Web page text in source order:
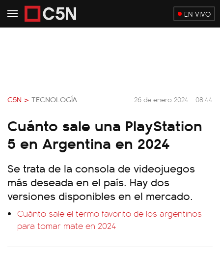
EN VIVO
C5N > TECNOLOGÍA 26 de enero 2024 - 08:44
Cuánto sale una PlayStation
5 en Argentina en 2024
Se trata de la consola de videojuegos
más deseada en el país. Hay dos
versiones disponibles en el mercado.
Cuánto sale el termo favorito de los argentinos
para tomar mate en 2024